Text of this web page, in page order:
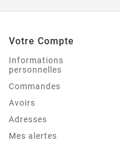
Votre Compte
Informations
personnelles
Commandes
Avoirs
Adresses
Mes alertes